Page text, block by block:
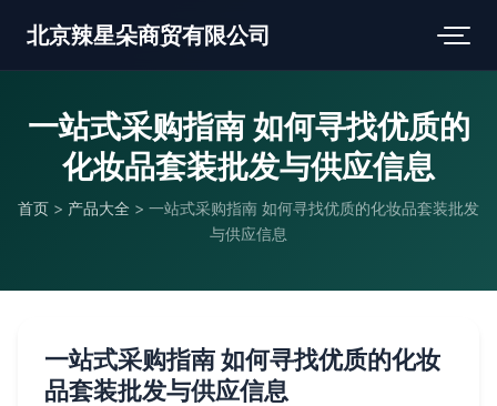
北京辣星朵商贸有限公司
一站式采购指南 如何寻找优质的
化妆品套装批发与供应信息
首页 > 产品大全 > 一站式采购指南 如何寻找优质的化妆品套装批发
与供应信息
一站式采购指南 如何寻找优质的化妆
品套装批发与供应信息